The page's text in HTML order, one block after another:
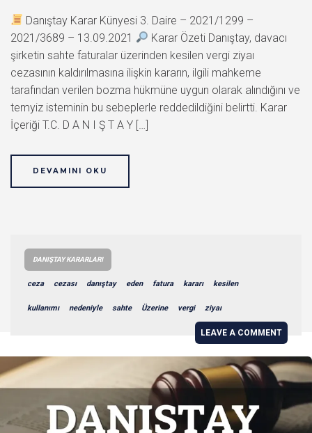
Danıştay Karar Künyesi 3. Daire – 2021/1299 –
2021/3689 – 13.09.2021
Karar Özeti Danıştay, davacı
şirketin sahte faturalar üzerinden kesilen vergi ziyaı
cezasının kaldırılmasına ilişkin kararın, ilgili mahkeme
tarafından verilen bozma hükmüne uygun olarak alındığını ve
temyiz isteminin bu sebeplerle reddedildiğini belirtti. Karar
İçeriği T.C. D A N I Ş T A Y […]
DEVAMINI OKU
DANIŞTAY KARARLARI
ceza cezası danıştay eden fatura kararı kesilen
kullanımı nedeniyle sahte Üzerine vergi ziyaı
LEAVE A COMMENT